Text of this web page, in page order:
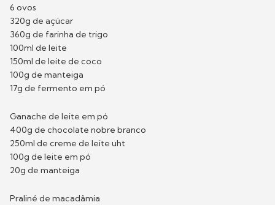
6 ovos
320g de açúcar
360g de farinha de trigo
100ml de leite
150ml de leite de coco
100g de manteiga
17g de fermento em pó
Ganache de leite em pó
400g de chocolate nobre branco
250ml de creme de leite uht
100g de leite em pó
20g de manteiga
Praliné de macadâmia